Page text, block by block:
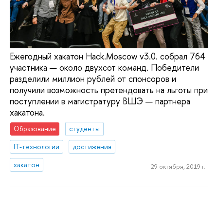
Ежегодный хакатон Hack.Moscow v3.0. собрал 764
участника — около двухсот команд. Победители
разделили миллион рублей от спонсоров и
получили возможность претендовать на льготы при
поступлении в магистратуру ВШЭ — партнера
хакатона.
Образование
студенты
IT-технологии
достижения
хакатон
29 октября, 2019 г.